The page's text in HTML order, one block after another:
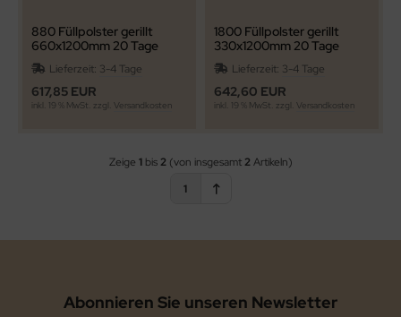
880 Füllpolster gerillt
660x1200mm 20 Tage
Lieferzeit
Lieferzeit: 3-4 Tage
617,85 EUR
inkl. 19 % MwSt. zzgl. Versandkosten
1800 Füllpolster gerillt
330x1200mm 20 Tage
Lieferzeit
Lieferzeit: 3-4 Tage
642,60 EUR
inkl. 19 % MwSt. zzgl. Versandkosten
Zeige 1bis2(von insgesamt2Artikeln)
1
Abonnieren Sie unseren Newsletter